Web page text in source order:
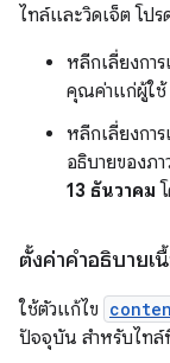
ไทล์และวิดเจ็ต โป
หลีกเลี่ยงกา
คุณค่าแก่ผู้ใช้
หลีกเลี่ยงกา
อธิบายของภ
13 ธันวาคม
ตั้งค่าคำอธิบายเ
ใช้ตัวแก้ไข
ปัจจุบัน สำหรับไทล์